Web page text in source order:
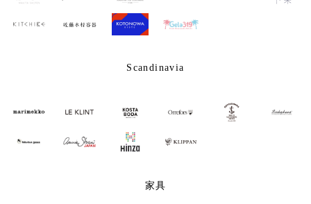
Scandinavia
家具